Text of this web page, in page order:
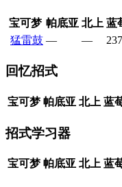
宝可梦 帕底亚 北上 蓝
猛雷鼓 — — 237
回忆招式
宝可梦 帕底亚 北上 蓝
招式学习器
宝可梦 帕底亚 北上 蓝